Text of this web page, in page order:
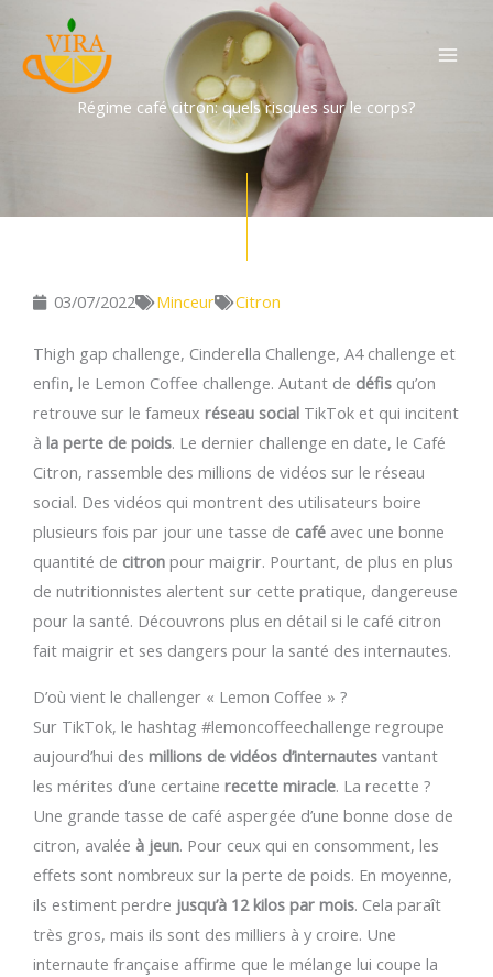
contenu
Régime café citron: quels risques sur le corps?
03/07/2022 Minceur Citron
Thigh gap challenge, Cinderella Challenge, A4 challenge et
enfin, le Lemon Coffee challenge. Autant de défis qu’on
retrouve sur le fameux réseau social TikTok et qui incitent
à la perte de poids. Le dernier challenge en date, le Café
Citron, rassemble des millions de vidéos sur le réseau
social. Des vidéos qui montrent des utilisateurs boire
plusieurs fois par jour une tasse de café avec une bonne
quantité de citron pour maigrir. Pourtant, de plus en plus
de nutritionnistes alertent sur cette pratique, dangereuse
pour la santé. Découvrons plus en détail si le café citron
fait maigrir et ses dangers pour la santé des internautes.
D’où vient le challenger « Lemon Coffee » ?
Sur TikTok, le hashtag #lemoncoffeechallenge regroupe
aujourd’hui des millions de vidéos d’internautes vantant
les mérites d’une certaine recette miracle. La recette ?
Une grande tasse de café aspergée d’une bonne dose de
citron, avalée à jeun. Pour ceux qui en consomment, les
effets sont nombreux sur la perte de poids. En moyenne,
ils estiment perdre jusqu’à 12 kilos par mois. Cela paraît
très gros, mais ils sont des milliers à y croire. Une
internaute française affirme que le mélange lui coupe la